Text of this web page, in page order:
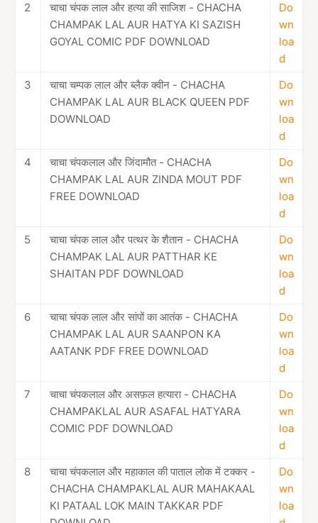
2
चाचा चंपक लाल और हत्या की साजिश - CHACHA
CHAMPAK LAL AUR HATYA KI SAZISH
GOYAL COMIC PDF DOWNLOAD
Do
wn
loa
d
3
चाचा चम्पक लाल और ब्लैक क्वीन - CHACHA
CHAMPAK LAL AUR BLACK QUEEN PDF
DOWNLOAD
Do
wn
loa
d
4
चाचा चंपकलाल और जिंदामौत - CHACHA
CHAMPAK LAL AUR ZINDA MOUT PDF
FREE DOWNLOAD
Do
wn
loa
d
5
चाचा चंपक लाल और पत्थर के शैतान - CHACHA
CHAMPAK LAL AUR PATTHAR KE
SHAITAN PDF DOWNLOAD
Do
wn
loa
d
6
चाचा चंपक लाल और सांपों का आतंक - CHACHA
CHAMPAK LAL AUR SAANPON KA
AATANK PDF FREE DOWNLOAD
Do
wn
loa
d
7
चाचा चंपकलाल और असफ़ल हत्यारा - CHACHA
CHAMPAKLAL AUR ASAFAL HATYARA
COMIC PDF DOWNLOAD
Do
wn
loa
d
8
चाचा चंपकलाल और महाकाल की पाताल लोक में टक्कर -
CHACHA CHAMPAKLAL AUR MAHAKAAL
KI PATAAL LOK MAIN TAKKAR PDF
Do
wn
loa